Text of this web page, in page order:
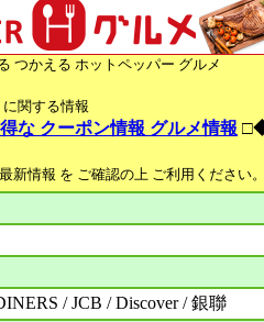
つかえる ホットペッパー グルメ
に関する情報
な クーポン情報 グルメ情報
新情報 を ご確認の上 ご利用ください
/ JCB / Discover / 銀聯